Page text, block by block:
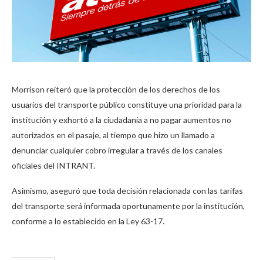
Morrison reiteró que la protección de los derechos de los
usuarios del transporte público constituye una prioridad para la
institución y exhortó a la ciudadanía a no pagar aumentos no
autorizados en el pasaje, al tiempo que hizo un llamado a
denunciar cualquier cobro irregular a través de los canales
oficiales del INTRANT.
Asimismo, aseguró que toda decisión relacionada con las tarifas
del transporte será informada oportunamente por la institución,
conforme a lo establecido en la Ley 63-17.